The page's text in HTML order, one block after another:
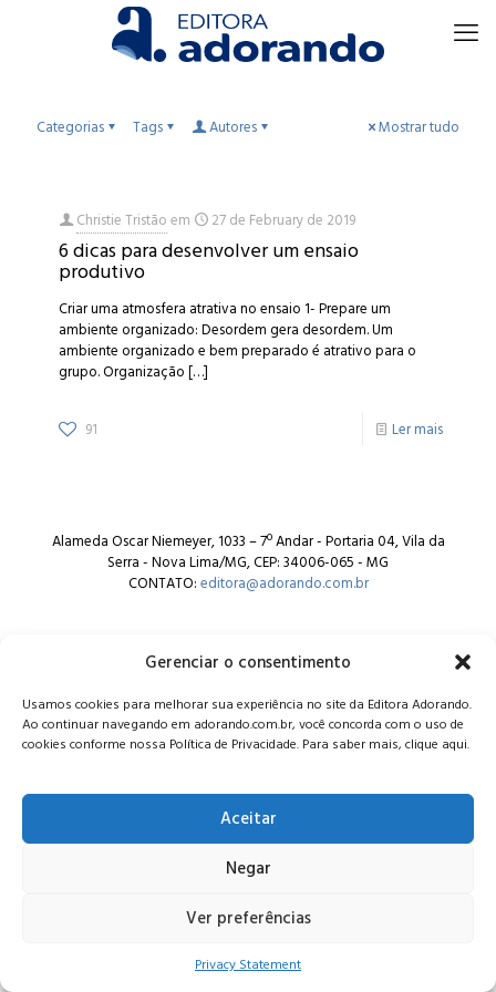
Gerenciar o consentimento
Usamos cookies para melhorar sua experiência no site da Editora Adorando.
Ao continuar navegando em adorando.com.br, você concorda com o uso de
cookies conforme nossa Política de Privacidade. Para saber mais, clique aqui.
Aceitar
Negar
Ver preferências
Privacy Statement
Categorias Tags Autores Mostrar tudo
Christie Tristãoem 27 de February de 2019
6 dicas para desenvolver um ensaio
produtivo
Criar uma atmosfera atrativa no ensaio 1- Prepare um
ambiente organizado: Desordem gera desordem. Um
ambiente organizado e bem preparado é atrativo para o
grupo. Organização[…]
91 Ler mais
Alameda Oscar Niemeyer, 1033 – 7º Andar - Portaria 04, Vila da
Serra - Nova Lima/MG, CEP: 34006-065 - MG
CONTATO:editora@adorando.com.br
© Editora Adorando 2026. Todos os direitos reservados.